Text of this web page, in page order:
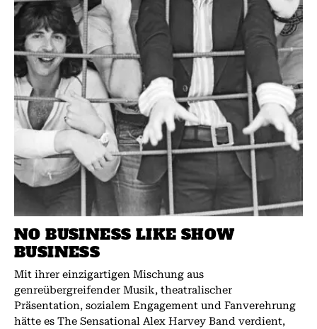
NO BUSINESS LIKE SHOW
BUSINESS
Mit ihrer einzigartigen Mischung aus
genreübergreifender Musik, theatralischer
Präsentation, sozialem Engagement und Fanverehrung
hätte es The Sensational Alex Harvey Band verdient,